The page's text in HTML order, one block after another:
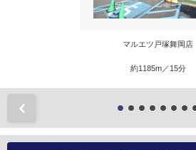
マルエツ戸塚舞岡店
約1185m／15分